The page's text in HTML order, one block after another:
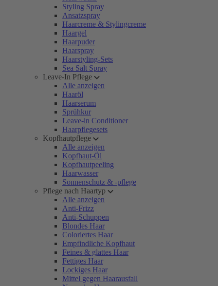
Styling Spray
Ansatzspray
Haarcreme & Stylingcreme
Haargel
Haarpuder
Haarspray
Haarstyling-Sets
Sea Salt Spray
Leave-In Pflege
Alle anzeigen
Haaröl
Haarserum
Sprühkur
Leave-in Conditioner
Haarpflegesets
Kopfhautpflege
Alle anzeigen
Kopfhaut-Öl
Kopfhautpeeling
Haarwasser
Sonnenschutz & -pflege
Pflege nach Haartyp
Alle anzeigen
Anti-Frizz
Anti-Schuppen
Blondes Haar
Coloriertes Haar
Empfindliche Kopfhaut
Feines & glattes Haar
Fettiges Haar
Lockiges Haar
Mittel gegen Haarausfall